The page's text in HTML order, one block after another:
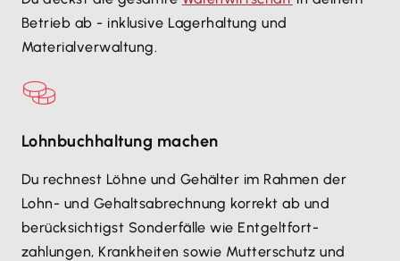
Betrieb ab - inklusive Lagerhaltung und
Materialverwaltung.
Lohnbuchhaltung machen
Du rechnest Löhne und Gehälter im Rahmen der
Lohn- und Gehaltsabrechnung korrekt ab und
berücksichtigst Sonderfälle wie Entgeltfort-
zahlungen, Krankheiten sowie Mutterschutz und